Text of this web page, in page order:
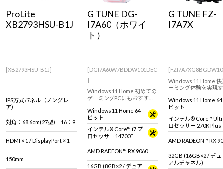
ProLite
XB2793HSU-B1J
[XB2793HSU-B1J]
IPS方式パネル（ノングレ
ア）
対角：68.6cm(27型) 16：9
HDMI × 1 / DisplayPort × 1
150mm
G TUNE DG-
I7A60（ホワイ
ト）
[DGI7A60W7BDDW101DEC
]
Windows 11 Home 初めての
ゲーミングPCにもおすす
ッサー 14700F と RADEON
RX 9060搭載のミニタワー型
デスクトップPC。※モニ
タ・マウス・キーボードは
別売りです。
Windows 11 Home 64
ビット
インテル® Core™ i7 プ
ロセッサー 14700F
AMD RADEON™ RX 9060
16GB (8GB×2 / デュア
G TUNE FZ-
I7A7X
Windows 11 Home 快
ーミング体験を実現
PC！ RADEON RX
(16GB) & インテル
Ultra 7 270K Plus 搭
ニタ・マウス・キー
は別売りです。
Windows 11 Home 64
ビット
インテル® Core™
ロセッサー 270K Plus
AMD RADEON™ RX
32GB (16GB×2 / デュ
アルチャネル)